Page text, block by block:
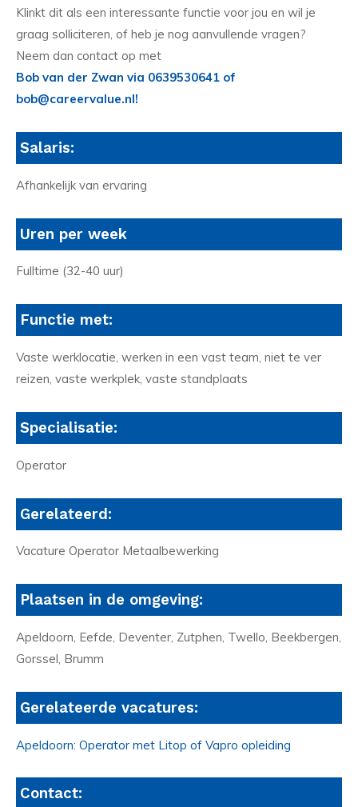
Klinkt dit als een interessante functie voor jou en wil je
graag solliciteren, of heb je nog aanvullende vragen?
Neem dan contact op met
Bob van der Zwan via 0639530641 of
bob@careervalue.nl!
Salaris:
Afhankelijk van ervaring
Uren per week
Fulltime (32-40 uur)
Functie met:
Vaste werklocatie, werken in een vast team, niet te ver
reizen, vaste werkplek, vaste standplaats
Specialisatie:
Operator
Gerelateerd:
Vacature Operator Metaalbewerking
Plaatsen in de omgeving:
Apeldoorn, Eefde, Deventer, Zutphen, Twello, Beekbergen,
Gorssel, Brumm
Gerelateerde vacatures:
Apeldoorn: Operator met Litop of Vapro opleiding
Contact: